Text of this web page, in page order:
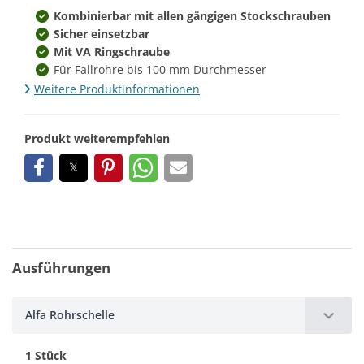
Kombinierbar mit allen gängigen Stockschrauben
Sicher einsetzbar
Mit VA Ringschraube
Für Fallrohre bis 100 mm Durchmesser
Weitere Produktinformationen
Produkt weiterempfehlen
Ausführungen
Alfa Rohrschelle
1 Stück